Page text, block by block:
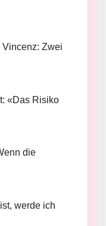
Vincenz: Zwei
«Das Risiko
die
werde ich